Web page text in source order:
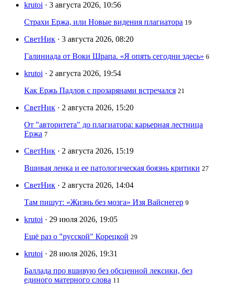
krutoi · 3 августа 2026, 10:56
Страхи Ержа, или Новые видения плагиатора 19
СветНик · 3 августа 2026, 08:20
Галиниада от Воки Шрапа. «Я опять сегодни здесь» 6
krutoi · 2 августа 2026, 19:54
Как Ержь Падлов с прозарянами встречался 21
СветНик · 2 августа 2026, 15:20
От "авторитета" до плагиатора: карьерная лестница
Ержа 7
СветНик · 2 августа 2026, 15:19
Вшивая ленка и ее патологическая боязнь критики 27
СветНик · 2 августа 2026, 14:04
Там пишут: «Жизнь без мозга» Изя Вайснегер 9
krutoi · 29 июля 2026, 19:05
Ещё раз о "русской" Корецкой 29
krutoi · 28 июля 2026, 19:31
Баллада про вшивую без обсценной лексики, без
единого матерного слова 11